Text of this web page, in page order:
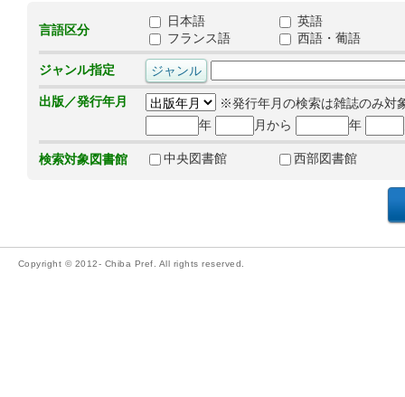
言語区分
日本語
英語
フランス語
西語・葡語
ジャンル指定
出版／発行年月
※発行年月の検索は雑誌のみ対
年
月から 年
検索対象図書館 中央図書館 西部図書館
Copyright © 2012- Chiba Pref. All rights reserved.